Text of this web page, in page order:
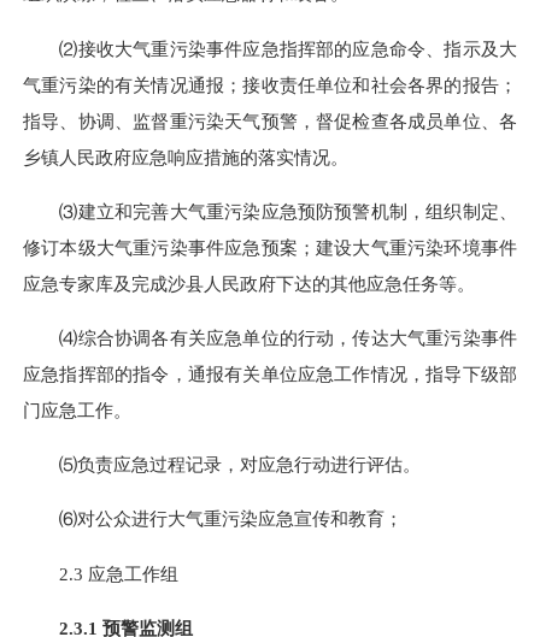
⑵接收大气重污染事件应急指挥部的应急命令、指示及大
气重污染的有关情况通报；接收责任单位和社会各界的报告；
指导、协调、监督重污染天气预警，督促检查各成员单位、各
乡镇人民政府应急响应措施的落实情况。
⑶建立和完善大气重污染应急预防预警机制，组织制定、
修订本级大气重污染事件应急预案；建设大气重污染环境事件
应急专家库及完成沙县人民政府下达的其他应急任务等。
⑷综合协调各有关应急单位的行动，传达大气重污染事件
应急指挥部的指令，通报有关单位应急工作情况，指导下级部
门应急工作。
⑸负责应急过程记录，对应急行动进行评估。
⑹对公众进行大气重污染应急宣传和教育；
2.3 应急工作组
2.3.1 预警监测组